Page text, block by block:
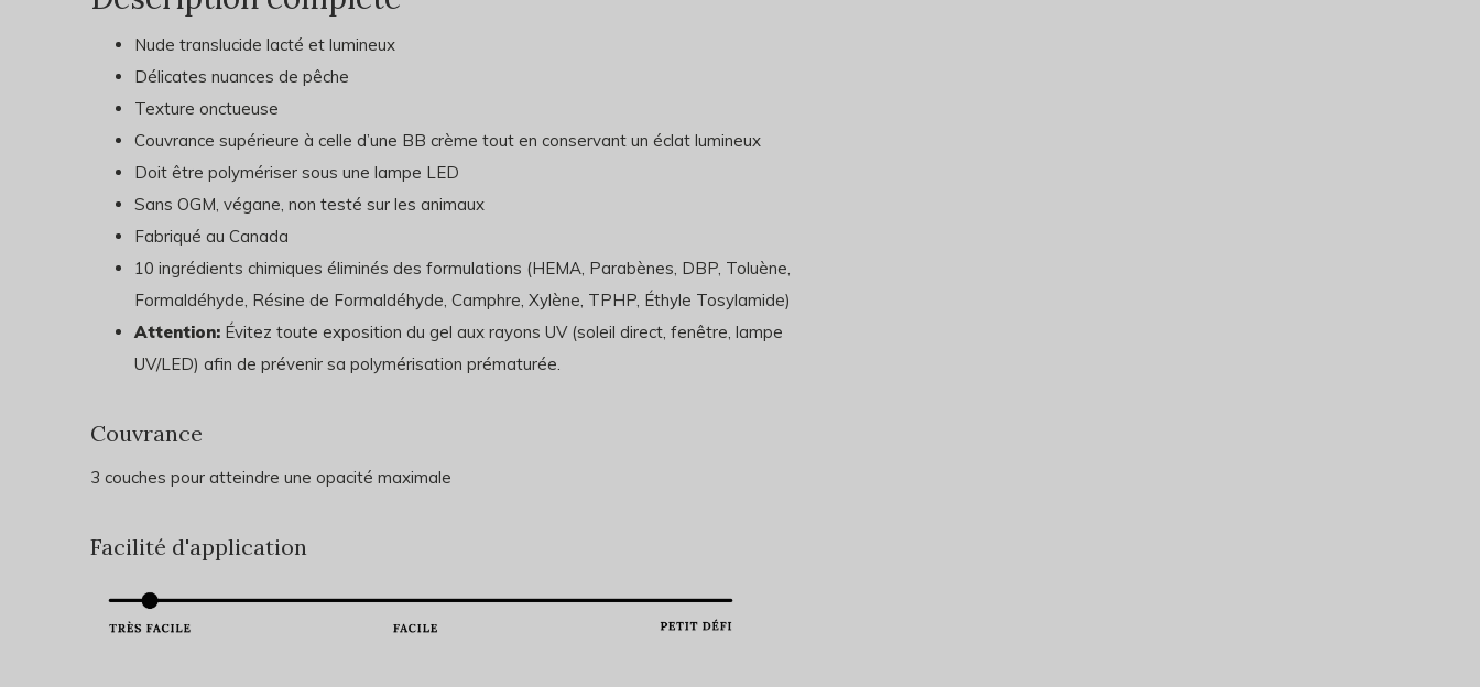
Nude translucide lacté et lumineux
Délicates nuances de pêche
Texture onctueuse
Couvrance supérieure à celle d’une BB crème tout en conservant un éclat lumineux
Doit être polymériser sous une lampe LED
Sans OGM, végane, non testé sur les animaux
Fabriqué au Canada
10 ingrédients chimiques éliminés des formulations (HEMA, Parabènes, DBP, Toluène,
Formaldéhyde, Résine de Formaldéhyde, Camphre, Xylène, TPHP, Éthyle Tosylamide)
Attention: Évitez toute exposition du gel aux rayons UV (soleil direct, fenêtre, lampe
UV/LED) afin de prévenir sa polymérisation prématurée.
Couvrance
3 couches pour atteindre une opacité maximale
Facilité d'application